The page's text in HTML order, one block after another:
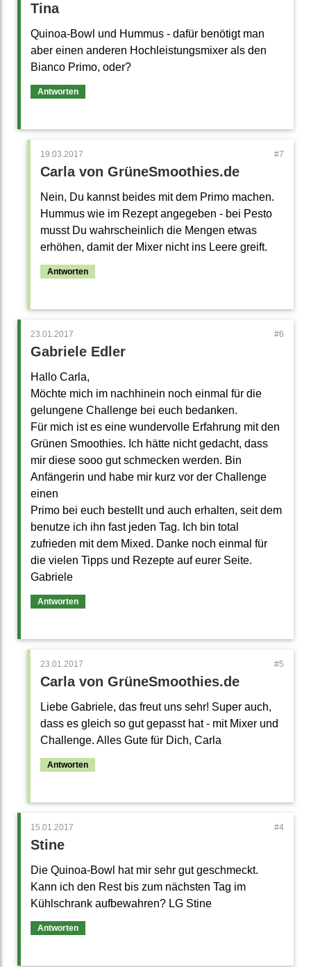
Tina
Quinoa-Bowl und Hummus - dafür benötigt man
aber einen anderen Hochleistungsmixer als den
Bianco Primo, oder?
Antworten
19.03.2017
Carla von GrüneSmoothies.de
Nein, Du kannst beides mit dem Primo machen.
Hummus wie im Rezept angegeben - bei Pesto
musst Du wahrscheinlich die Mengen etwas
erhöhen, damit der Mixer nicht ins Leere greift.
Antworten
23.01.2017
Gabriele Edler
Hallo Carla,
Möchte mich im nachhinein noch einmal für die
gelungene Challenge bei euch bedanken.
Für mich ist es eine wundervolle Erfahrung mit den
Grünen Smoothies. Ich hätte nicht gedacht, dass
mir diese sooo gut schmecken werden. Bin
Anfängerin und habe mir kurz vor der Challenge
einen
Primo bei euch bestellt und auch erhalten, seit dem
benutze ich ihn fast jeden Tag. Ich bin total
zufrieden mit dem Mixed. Danke noch einmal für
die vielen Tipps und Rezepte auf eurer Seite.
Gabriele
Antworten
23.01.2017
Carla von GrüneSmoothies.de
Liebe Gabriele, das freut uns sehr! Super auch,
dass es gleich so gut gepasst hat - mit Mixer und
Challenge. Alles Gute für Dich, Carla
Antworten
15.01.2017
Stine
Die Quinoa-Bowl hat mir sehr gut geschmeckt.
Kann ich den Rest bis zum nächsten Tag im
Kühlschrank aufbewahren? LG Stine
Antworten